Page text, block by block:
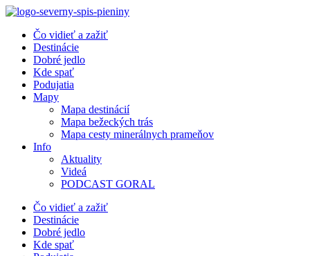
Preskočiť
obsah
Čo vidieť a zažiť
Destinácie
Dobré jedlo
Kde spať
Podujatia
Mapy
Mapa destinácií
Mapa bežeckých trás
Mapa cesty minerálnych prameňov
Info
Aktuality
Videá
PODCAST GORAL
Čo vidieť a zažiť
Destinácie
Dobré jedlo
Kde spať